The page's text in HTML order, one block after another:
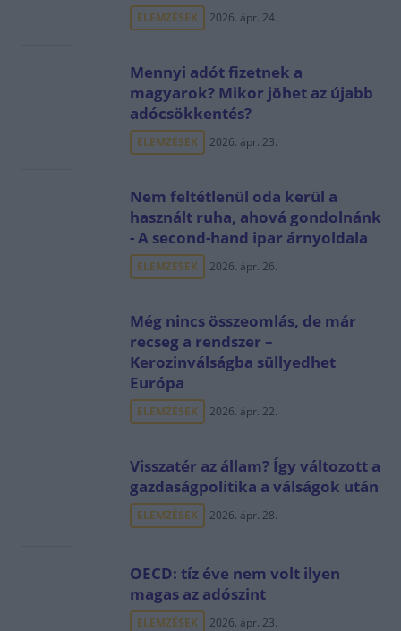
ELEMZÉSEK 2026. ápr. 24.
Mennyi adót fizetnek a
magyarok? Mikor jöhet az újabb
adócsökkentés?
ELEMZÉSEK 2026. ápr. 23.
Nem feltétlenül oda kerül a
használt ruha, ahová gondolnánk
- A second-hand ipar árnyoldala
ELEMZÉSEK 2026. ápr. 26.
Még nincs összeomlás, de már
recseg a rendszer –
Kerozinválságba süllyedhet
Európa
ELEMZÉSEK 2026. ápr. 22.
Visszatér az állam? Így változott a
gazdaságpolitika a válságok után
ELEMZÉSEK 2026. ápr. 28.
OECD: tíz éve nem volt ilyen
magas az adószint
ELEMZÉSEK 2026. ápr. 23.